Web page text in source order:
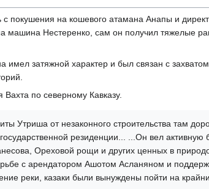
покушения на кошевого атамана Анапы и
машина Нестеренко, сам он получил тяжелые
имел затяжной характер и был связан с
Вахта по северному Кавказу.
Утриша от незаконного строительства там
резиденции... ...Он вел активную
Ореховой рощи и других ценных в
с арендатором Ашотом Асланяном и
реки, казаки были вынуждены пойти на